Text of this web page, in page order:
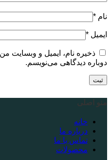
نام *
ایمیل *
ذخیره نام، ایمیل و وبسایت
دوباره دیدگاهی می‌نویسم.
منو اصلی
خانه
درباره ما
تماس با ما
محصولات